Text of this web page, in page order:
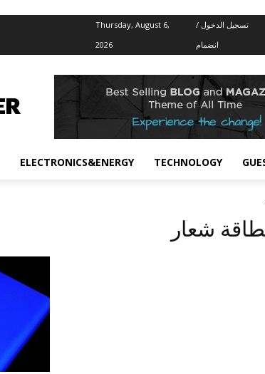
Thursday, August 6,
2026
تسجيل الدخول /
انضمام
ELECTRONICS&ENERGY TECHNOLOGY